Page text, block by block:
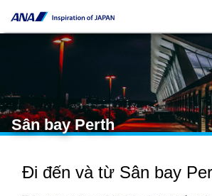
Sân bay Perth
Đi đến và từ Sân bay